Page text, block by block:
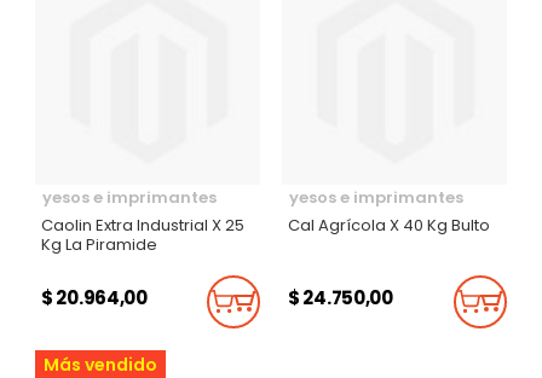
yesos e imprimantes
Caolin Extra Industrial X 25
Kg La Piramide
$ 20.964,00 Añadir Al Carrito
yesos e imprimantes
Cal Agrícola X 40 Kg Bulto
$ 24.750,00
Más vendido